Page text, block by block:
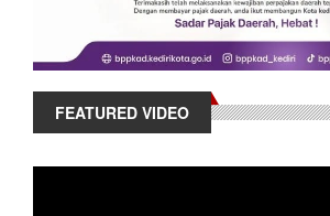
FEATURED VIDEO